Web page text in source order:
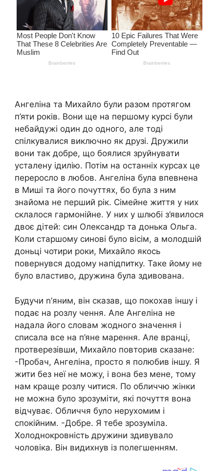
Ангеліна та Михайло були разом протягом
п’яти років. Вони ще на першому курсі були
небайдужі один до одного, але тоді
спілкувалися виключно як друзі. Дружили
вони так добре, що боялися зруйнувати
усталену ідилію. Потім на останніх курсах це
переросло в любов. Ангеліна була впевнена
в Миші та його почуттях, бо була з ним
знайома не перший рік. Сімейне життя у них
склалося гармонійне. У них у шлюбі з’явилося
двоє дітей: син Олександр та донька Ольга.
Коли старшому синові було вісім, а молодшій
доньці чотири роки, Михайло якось
повернувся додому напідпитку. Таке йому не
було властиво, дружина була здивована.
Будучи n’яним, він сказав, що покохав іншу і
подає на розлу чення. Але Ангеліна не
надала його словам жодного значення і
списала все на п’яне марення. Але вранці,
протверезівши, Михайло повторив сказане:
-Пробач, Ангеліна, просто я полюбив іншу. Я
жити без неї не можу, і вона без мене, тому
нам краще розлу читися. По обличчю жінки
не можна було зрозуміти, які почуття вона
відчуває. Обличчя було нерухомим і
спокійним. -Добре. Я тебе зрозуміла.
Холоднокровність дружини здивувало
чоловіка. Він видихнув із полегшенням.